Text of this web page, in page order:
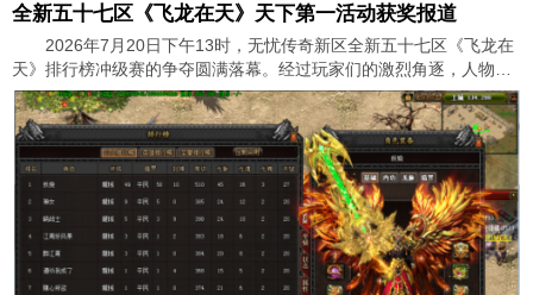
全新五十七区《飞龙在天》天下第一活动获奖报道
2026年7月20日下午13时，无忧传奇新区全新五十七区《飞龙在
天》排行榜冲级赛的争夺圆满落幕。经过玩家们的激烈角逐，人物玛
法群英榜前三名玩家脱颖而出，成功斩获了游戏内顶级装备奖励和广
大玩家的尊敬与认可。以下是详细的获奖信息 ...